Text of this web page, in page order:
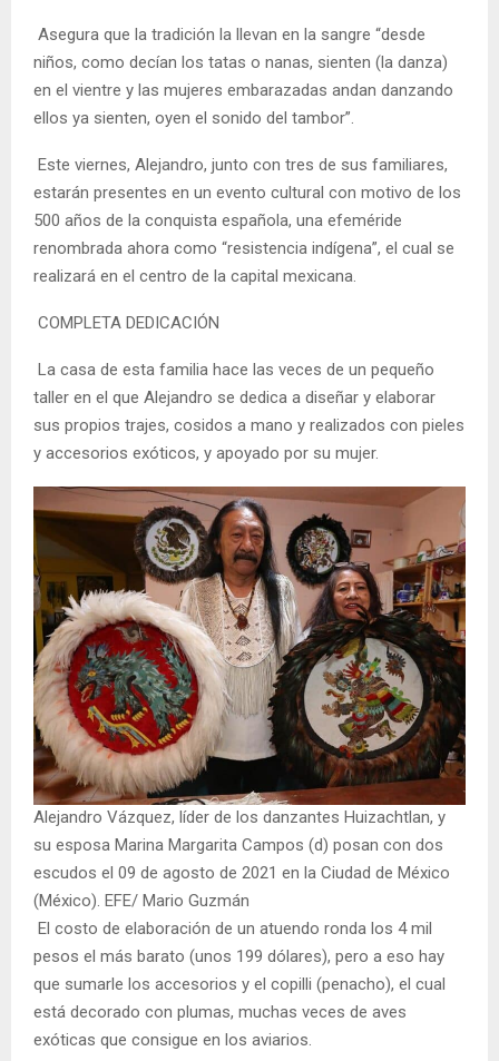
Asegura que la tradición la llevan en la sangre “desde
niños, como decían los tatas o nanas, sienten (la danza)
en el vientre y las mujeres embarazadas andan danzando
ellos ya sienten, oyen el sonido del tambor”.
Este viernes, Alejandro, junto con tres de sus familiares,
estarán presentes en un evento cultural con motivo de los
500 años de la conquista española, una efeméride
renombrada ahora como “resistencia indígena”, el cual se
realizará en el centro de la capital mexicana.
COMPLETA DEDICACIÓN
La casa de esta familia hace las veces de un pequeño
taller en el que Alejandro se dedica a diseñar y elaborar
sus propios trajes, cosidos a mano y realizados con pieles
y accesorios exóticos, y apoyado por su mujer.
Alejandro Vázquez, líder de los danzantes Huizachtlan, y
su esposa Marina Margarita Campos (d) posan con dos
escudos el 09 de agosto de 2021 en la Ciudad de México
(México). EFE/ Mario Guzmán
El costo de elaboración de un atuendo ronda los 4 mil
pesos el más barato (unos 199 dólares), pero a eso hay
que sumarle los accesorios y el copilli (penacho), el cual
está decorado con plumas, muchas veces de aves
exóticas que consigue en los aviarios.